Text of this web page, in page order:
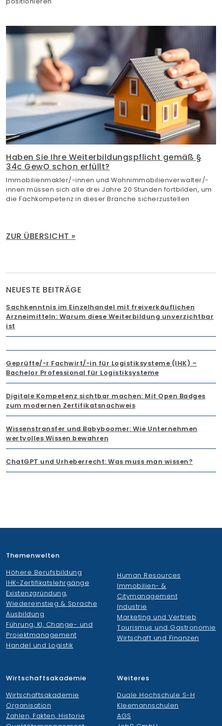
Haben Sie Ihre Weiterbildungspflicht gemäß §
34c GewO schon erfüllt?
Immobilienmakler/-innen und Wohnimmobilienverwalter/-
innen müssen sich alle drei Jahre 20 Stunden fortbilden, um
die Fachkompetenz in dieser Branche sicherzustellen
ZUR ÜBERSICHT »
NEUESTE BEITRÄGE
Sachkenntnis im Einzelhandel mit freiverkäuflichen
Arzneimitteln: Warum diese Weiterbildung unverzichtbar
ist
Geprüfte/-r Fachwirt/-in für Logistiksysteme (IHK) –
Bachelor Professional für Logistiksysteme
Digitale Kompetenz sichtbar machen: Mit Open Badges
zum modernen Zertifikatsnachweis
Wissenstransfer und Babyboomer: Wie Unternehmen
wertvolles Wissen bewahren
ChatGPT und Urheberrecht: Was muss man wissen?
Themenwelten
Höhere Berufsbildung
IHK-Zertifikatslehrgänge
Existenzgründung,
Wiedereinstieg & Sprache
Ausbildung
Führung, KI, Change- und
Projektmanagement
Handel und Logistik
Human Resources
Immobilien- &
Citymanagement
Industrie
Marketing und Vertrieb
Tourismus und Gastronomie
Wirtschaft und Finanzen
Wirtschaftsakademie
Wirtschaftsakademie
Organisation
Zahlen, Fakten, Historie
Weiteres
Duale Hochschule S-H
Kleemannschulen
AGS